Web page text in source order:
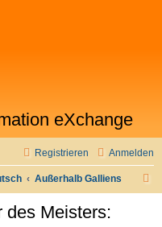
eXchange
Anmelden
Registrieren
Außerhalb Galliens
des Meisters: